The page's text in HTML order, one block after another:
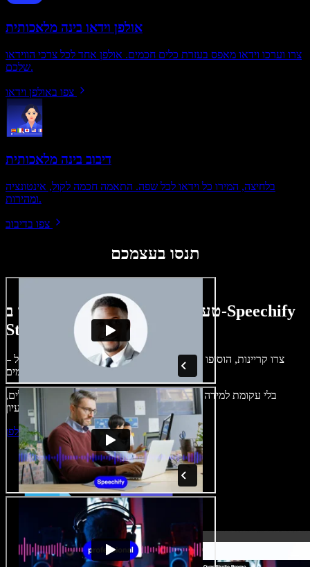
אולפן וידאו בינה מלאכותית
צרו וערכו וידאו מאפס בעזרת כלים חכמים. אולפן אחד לכל צרכי הווידאו
שלכם.
צפו באולפן וידאו
דיבוב בינה מלאכותית
בלחיצה, המירו כל וידאו לכל שפה. התאמה חכמה לקול, אינטונציה
ומהירות.
צפו בדיבוב
תנסו בעצמכם
טעימה קטנה ממה שתוכלו ליצור ב-Speechify
Studio.
צרו קריינות, הוסיפו תמונות ללא זכויות, אודיו, סרטונים ושיבוט קול –
בלי עקומת למידה – הכול זמין בדפדפן. יוצרי תוכן כבר לא מוגבלים,
התחילו ליצור באולפן